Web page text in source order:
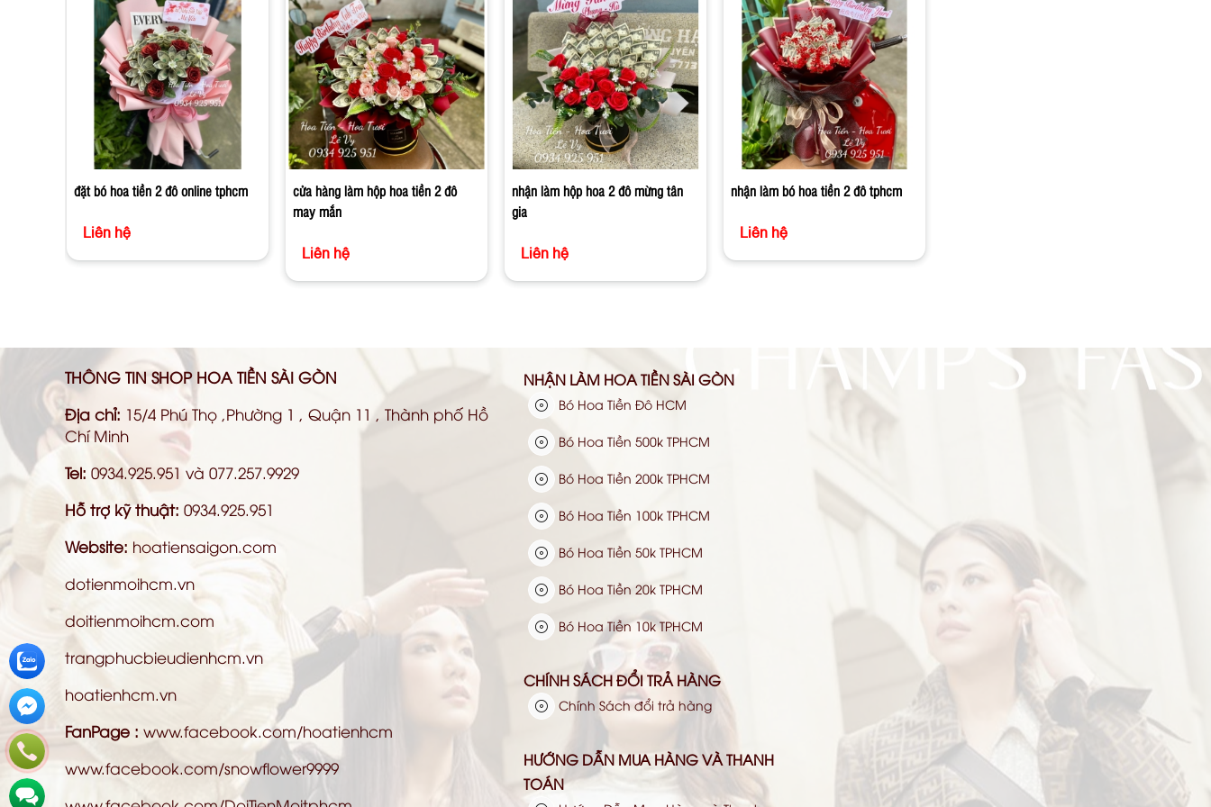
đặt bó hoa tiền 2 đô online tphcm
Liên hệ
cửa hàng làm hộp hoa tiền 2 đô
may mắn
Liên hệ
nhận làm hộp hoa 2 đô mừng tân
gia
Liên hệ
nhận làm bó hoa tiền 2 đô tphcm
Liên hệ
THÔNG TIN SHOP HOA TIỀN SÀI GÒN
Địa chỉ: 15/4 Phú Thọ ,Phường 1 , Quận 11 , Thành phố Hồ
Chí Minh
Tel: 0934.925.951 và 077.257.9929
Hỗ trợ kỹ thuật: 0934.925.951
Website: hoatiensaigon.com
dotienmoihcm.vn
doitienmoihcm.com
trangphucbieudienhcm.vn
hoatienhcm.vn
FanPage : www.facebook.com/hoatienhcm
www.facebook.com/snowflower9999
NHẬN LÀM HOA TIỀN SÀI GÒN
Bó Hoa Tiền Đô HCM
Bó Hoa Tiền 500k TPHCM
Bó Hoa Tiền 200k TPHCM
Bó Hoa Tiền 100k TPHCM
Bó Hoa Tiền 50k TPHCM
Bó Hoa Tiền 20k TPHCM
Bó Hoa Tiền 10k TPHCM
CHÍNH SÁCH ĐỔI TRẢ HÀNG
Chính Sách đổi trả hàng
HƯỚNG DẪN MUA HÀNG VÀ THANH
TOÁN